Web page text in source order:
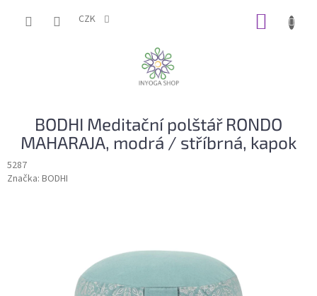
CZK
BODHI Meditační polštář RONDO
MAHARAJA, modrá / stříbrná, kapok
5287
Značka: BODHI